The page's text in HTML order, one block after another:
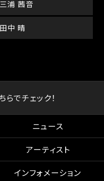
三浦 茜音
田中 晴
でチェック！
ニュース
アーティスト
インフォメーション